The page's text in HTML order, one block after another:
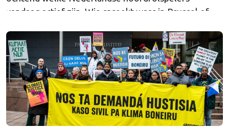
vandaag actief zijn. Wie spreekt waar in Brussel of
agenda?